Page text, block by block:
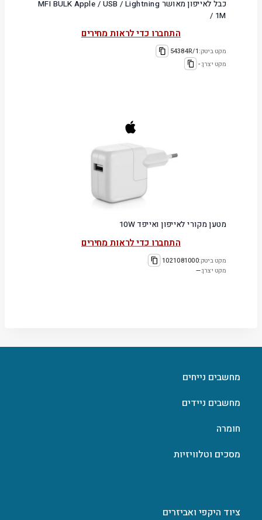
כבל לאייפון מאושר MFI BULK Apple / USB / Lightning
/ 1M
התחברו כדי לראות מחירים
מקט ביטק:54384R/1
מקט יצרן:-
מטען מקורי לאייפון ואייפד 10W
התחברו כדי לראות מחירים
מקט ביטק:1021081000
מקט יצרן:—
מחשבים נייחים
מחשבים ניידים
חומרה
מסכים וטלוויזיות
ציוד היקפי ואביזרים